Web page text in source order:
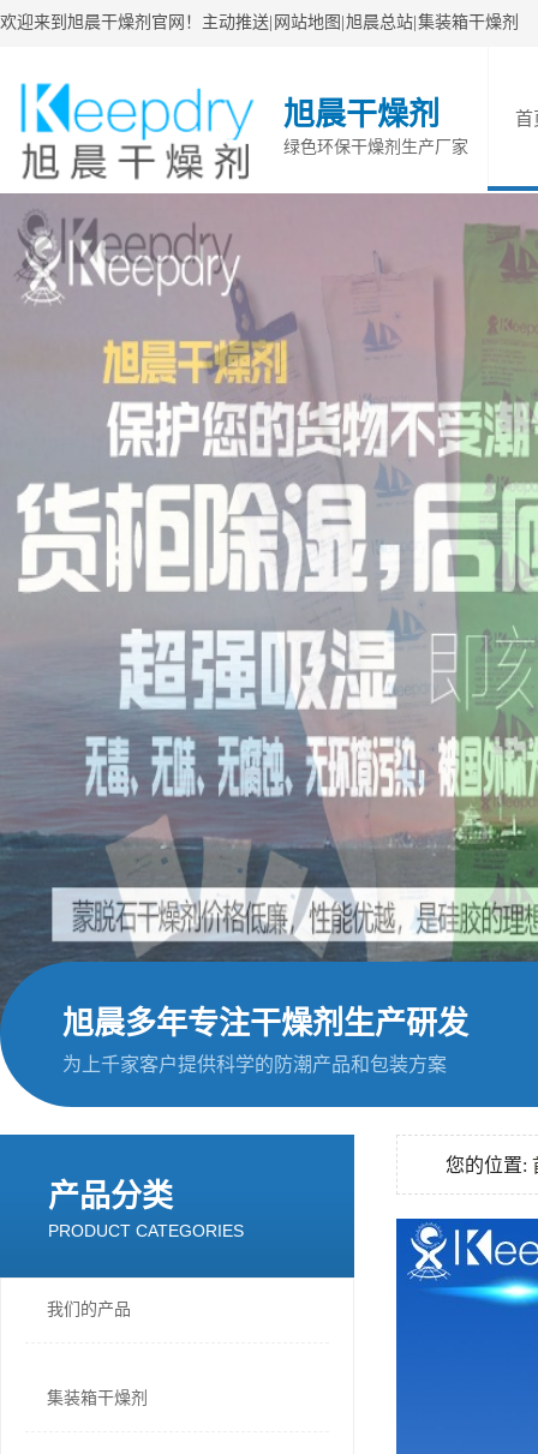
欢迎来到旭晨干燥剂官网！ 主动推送 网站地图 旭晨总站 集装箱干燥剂
旭晨干燥剂
绿色环保干燥剂生产厂家
首
旭晨多年专注干燥剂生产研发
为上千家客户提供科学的防潮产品和包装方案
产品分类
PRODUCT CATEGORIES
我们的产品
集装箱干燥剂
您的位置: